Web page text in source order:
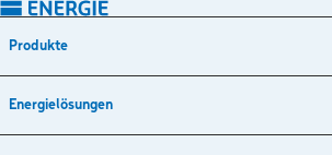
Produkte
Energielösungen